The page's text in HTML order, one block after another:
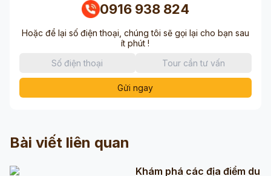
0916 938 824
Hoặc để lại số điện thoại, chúng tôi sẽ gọi lại cho bạn sau
ít phút !
Gửi ngay
Bài viết liên quan
Khám phá các địa điểm du